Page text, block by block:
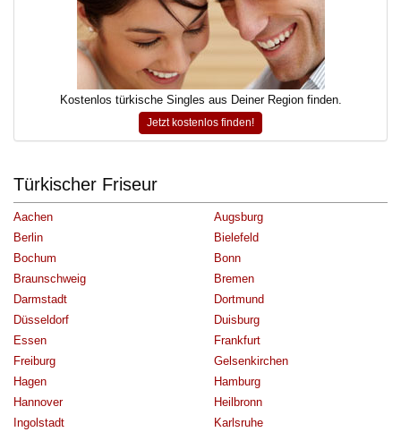
Kostenlos türkische Singles aus Deiner Region finden.
Jetzt kostenlos finden!
Türkischer Friseur
Aachen
Augsburg
Berlin
Bielefeld
Bochum
Bonn
Braunschweig
Bremen
Darmstadt
Dortmund
Düsseldorf
Duisburg
Essen
Frankfurt
Freiburg
Gelsenkirchen
Hagen
Hamburg
Hannover
Heilbronn
Ingolstadt
Karlsruhe